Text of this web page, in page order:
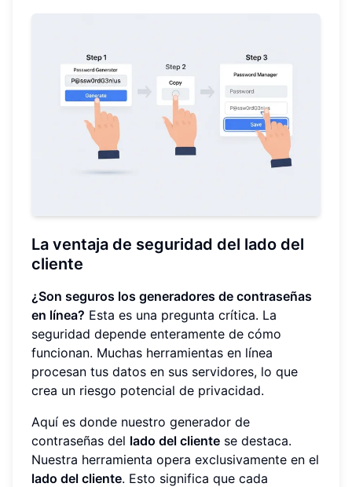
La ventaja de seguridad del lado del
cliente
¿Son seguros los generadores de contraseñas
en línea? Esta es una pregunta crítica. La
seguridad depende enteramente de cómo
funcionan. Muchas herramientas en línea
procesan tus datos en sus servidores, lo que
crea un riesgo potencial de privacidad.
Aquí es donde nuestro generador de
contraseñas del lado del cliente se destaca.
Nuestra herramienta opera exclusivamente en el
lado del cliente. Esto significa que cada